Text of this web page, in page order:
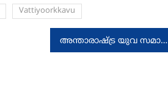
Vattiyoorkkavu
അന്താരാഷ്ട്ര യുവ സമാധാന ഉച്ചകോടിയിൽ വിതുര സ്‌കൂളും, എസ് പി സി യൂണിറ്റും